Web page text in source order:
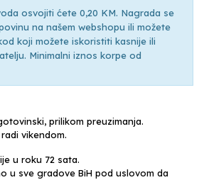
osvojiti ćete 0,20 KM. Nagrada se
na našem webshopu ili možete
koji možete iskoristiti kasnije ili
Minimalni iznos korpe od
prilikom preuzimanja.
vikendom.
u roku 72 sata.
u sve gradove BiH pod uslovom da